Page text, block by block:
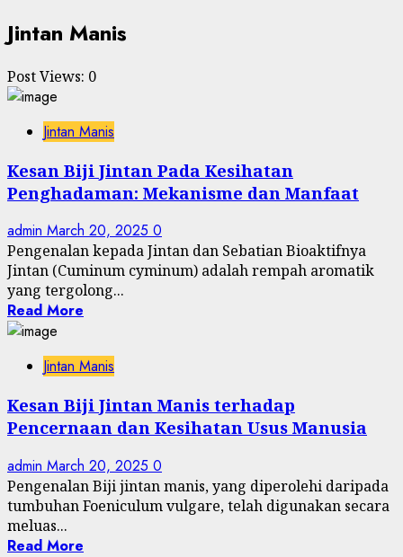
Jintan Manis
Post Views: 0
Jintan Manis
Kesan Biji Jintan Pada Kesihatan
Penghadaman: Mekanisme dan Manfaat
admin March 20, 2025 0
Pengenalan kepada Jintan dan Sebatian Bioaktifnya
Jintan (Cuminum cyminum) adalah rempah aromatik
yang tergolong...
Read More
Jintan Manis
Kesan Biji Jintan Manis terhadap
Pencernaan dan Kesihatan Usus Manusia
admin March 20, 2025 0
Pengenalan Biji jintan manis, yang diperolehi daripada
tumbuhan Foeniculum vulgare, telah digunakan secara
meluas...
Read More